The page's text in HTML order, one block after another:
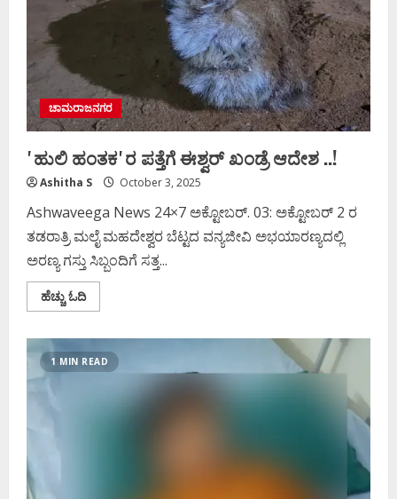
ಚಾಮರಾಜನಗರ
ʼಹುಲಿ ಹಂತಕʼರ ಪತ್ತೆಗೆ ಈಶ್ವರ್‌ ಖಂಡ್ರೆ ಆದೇಶ ..!
Ashitha S October 3, 2025
Ashwaveega News 24×7 ಅಕ್ಟೋಬರ್. 03: ಅಕ್ಟೋಬರ್ 2 ರ
ತಡರಾತ್ರಿ ಮಲೈ ಮಹದೇಶ್ವರ ಬೆಟ್ಟದ ವನ್ಯಜೀವಿ ಅಭಯಾರಣ್ಯದಲ್ಲಿ
ಅರಣ್ಯ ಗಸ್ತು ಸಿಬ್ಬಂದಿಗೆ ಸತ್ತ...
ಹೆಚ್ಚು ಓದಿRead
more
ಪತ್ತೆಗೆ
ಈಶ್ವರ್‌
1 MIN READ